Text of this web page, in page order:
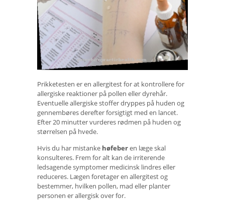
Prikketesten er en allergitest for at kontrollere for
allergiske reaktioner på pollen eller dyrehår.
Eventuelle allergiske stoffer dryppes på huden og
gennembøres derefter forsigtigt med en lancet.
Efter 20 minutter vurderes rødmen på huden og
størrelsen på hvede.
Hvis du har mistanke høfeberen læge skal
konsulteres. Frem for alt kan de irriterende
ledsagende symptomer medicinsk lindres eller
reduceres. Lægen foretager en allergitest og
bestemmer, hvilken pollen, mad eller planter
personen er allergisk over for.